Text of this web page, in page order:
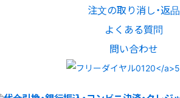
注文の取り消し・返品
よくある質問
問い合わせ